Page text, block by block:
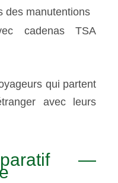
des manutentions
cadenas TSA
qui partent
avec leurs
—